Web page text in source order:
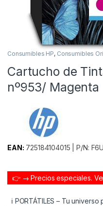
Consumibles HP, Consumibles
Cartucho de
nº953/ Magenta
EAN: 725184104015 | P/N:
👉 → Precios especiales.
ℹ️ PORTÁTILES – Tu